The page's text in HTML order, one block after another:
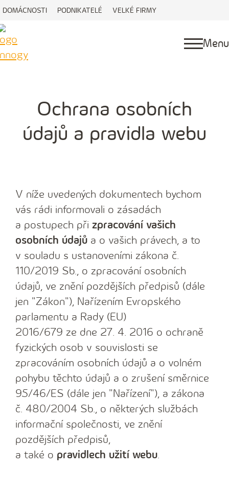
DOMÁCNOSTI PODNIKATELÉ VELKÉ FIRMY
Menu
Ochrana osobních
údajů a pravidla webu
V níže uvedených dokumentech bychom
vás rádi informovali o zásadách
a postupech při zpracování vašich
osobních údajů a o vašich právech, a to
v souladu s ustanoveními zákona č.
110/2019 Sb., o zpracování osobních
údajů, ve znění pozdějších předpisů (dále
jen "Zákon"), Nařízením Evropského
parlamentu a Rady (EU)
2016/679 ze dne 27. 4. 2016 o ochraně
fyzických osob v souvislosti se
zpracováním osobních údajů a o volném
pohybu těchto údajů a o zrušení směrnice
95/46/ES (dále jen "Nařízení"), a zákona
č. 480/2004 Sb., o některých službách
informační společnosti, ve znění
pozdějších předpisů,
a také o pravidlech užití webu.